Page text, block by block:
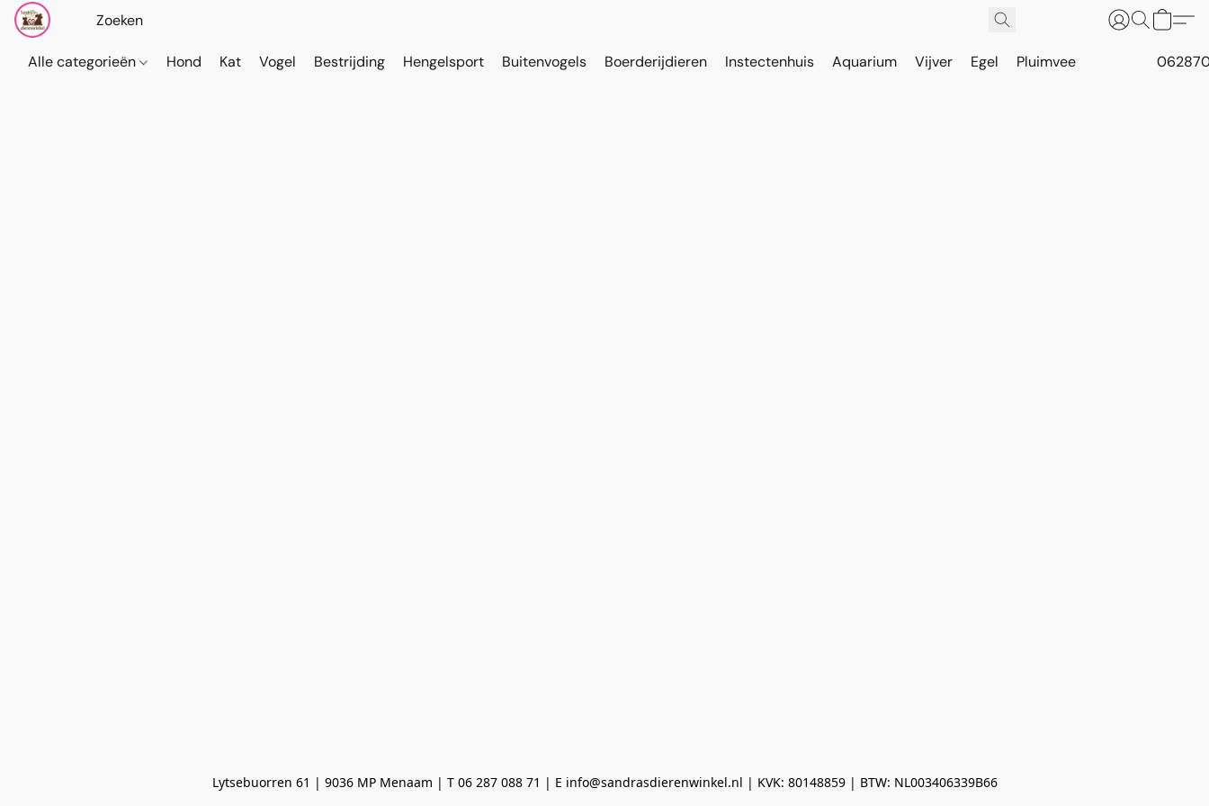
Alle categorieën Hond Kat Vogel Bestrijding Hengelsport Buitenvogels Boerderijdieren Instectenhuis Aquarium Vijver Egel Pluimvee
Lytsebuorren 61 | 9036 MP Menaam | T 06 287 088 71 | E info@sandrasdierenwinkel.nl | KVK: 80148859 | BTW: NL003406339B66